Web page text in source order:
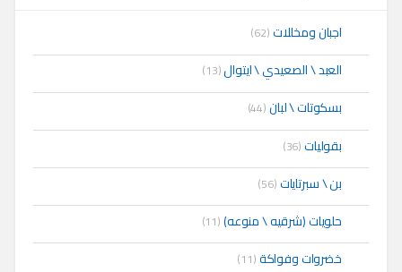
اجبان ومخللات(62)
العبد \ الصعيدي \ ايتوال(13)
بسكوتات \ لبان(44)
بقوليات(36)
بن \ سبرتايات(56)
حلويات (شرقيه \ منوعه)(11)
خضروات وفواكة(11)